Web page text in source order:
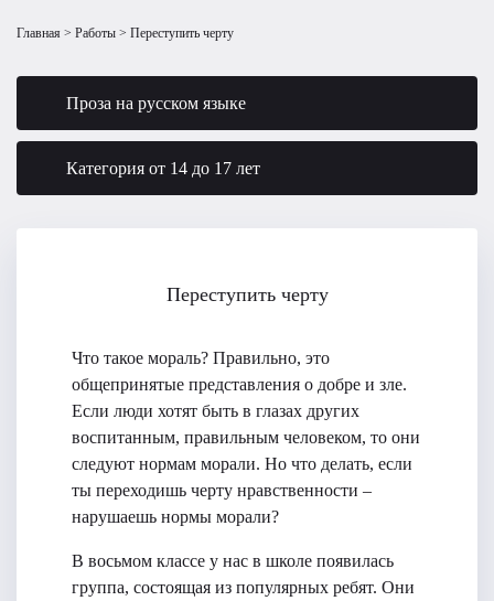
Главная Работы Переступить черту
Проза на русском языке
Категория от 14 до 17 лет
Переступить черту
Что такое мораль? Правильно, это
общепринятые представления о добре и зле.
Если люди хотят быть в глазах других
воспитанным, правильным человеком, то они
следуют нормам морали. Но что делать, если
ты переходишь черту нравственности –
нарушаешь нормы морали?
В восьмом классе у нас в школе появилась
группа, состоящая из популярных ребят. Они